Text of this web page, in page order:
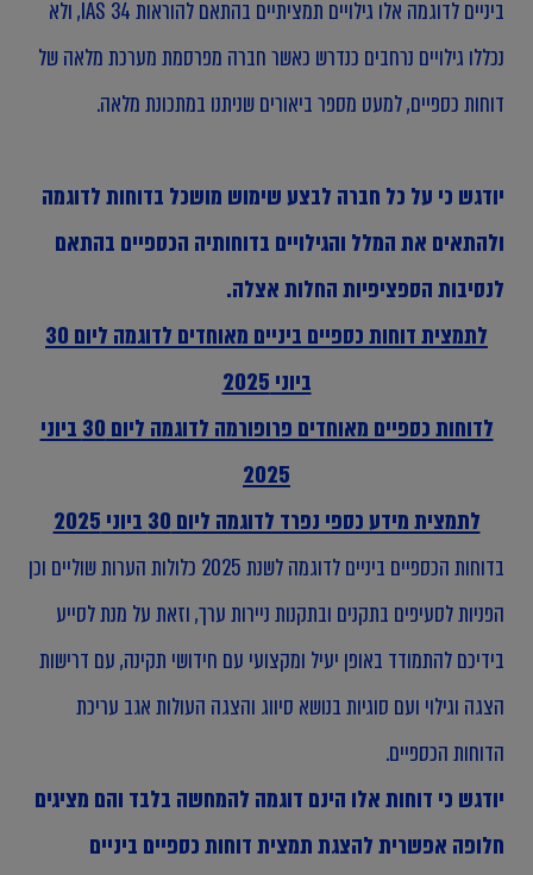
ביניים לדוגמה אלו גילויים תמציתיים בהתאם להוראות IAS 34, ולא
נכללו גילויים נרחבים כנדרש כאשר חברה מפרסמת מערכת מלאה של
דוחות כספיים, למעט מספר ביאורים שניתנו במתכונת מלאה.
יודגש כי על כל חברה לבצע שימוש מושכל בדוחות לדוגמה
ולהתאים את המלל והגילויים בדוחותיה הכספיים בהתאם
לנסיבות הספציפיות החלות אצלה.
לתמצית דוחות כספיים ביניים מאוחדים לדוגמה ליום 30
ביוני 2025
לדוחות כספיים מאוחדים פרופורמה לדוגמה ליום 30 ביוני
2025
לתמצית מידע כספי נפרד לדוגמה ליום 30 ביוני 2025
בדוחות הכספיים ביניים לדוגמה לשנת 2025 כלולות הערות שוליים וכן
הפניות לסעיפים בתקנים ובתקנות ניירות ערך, וזאת על מנת לסייע
בידיכם להתמודד באופן יעיל ומקצועי עם חידושי תקינה, עם דרישות
הצגה וגילוי ועם סוגיות בנושא סיווג והצגה העולות אגב עריכת
הדוחות הכספיים.
יודגש כי דוחות אלו הינם דוגמה להמחשה בלבד והם מציגים
חלופה אפשרית להצגת תמצית דוחות כספיים ביניים